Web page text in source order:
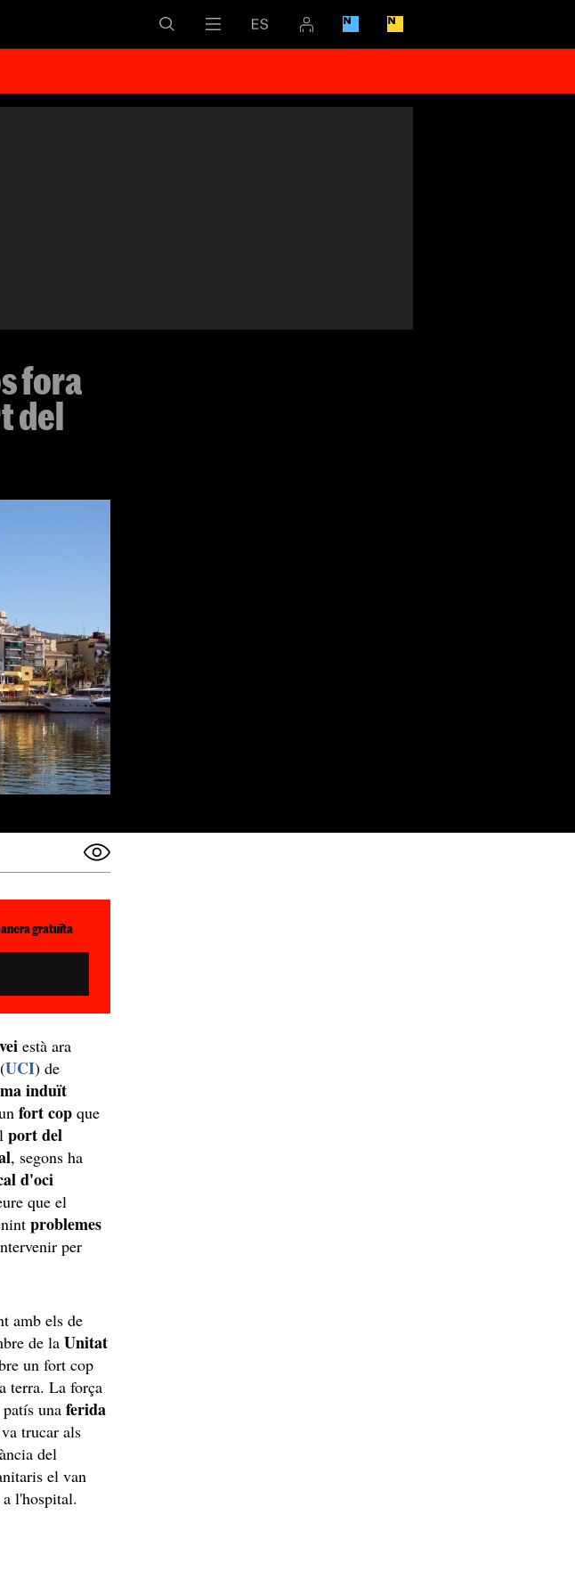
fora
del
gratuïta
està ara
UCI) de
induït
fort cop que
port del
, segons ha
d'oci
que el
problemes
per
amb els de
de la Unitat
un fort cop
terra. La força
unaferida
trucar als
del
el van
l'hospital.